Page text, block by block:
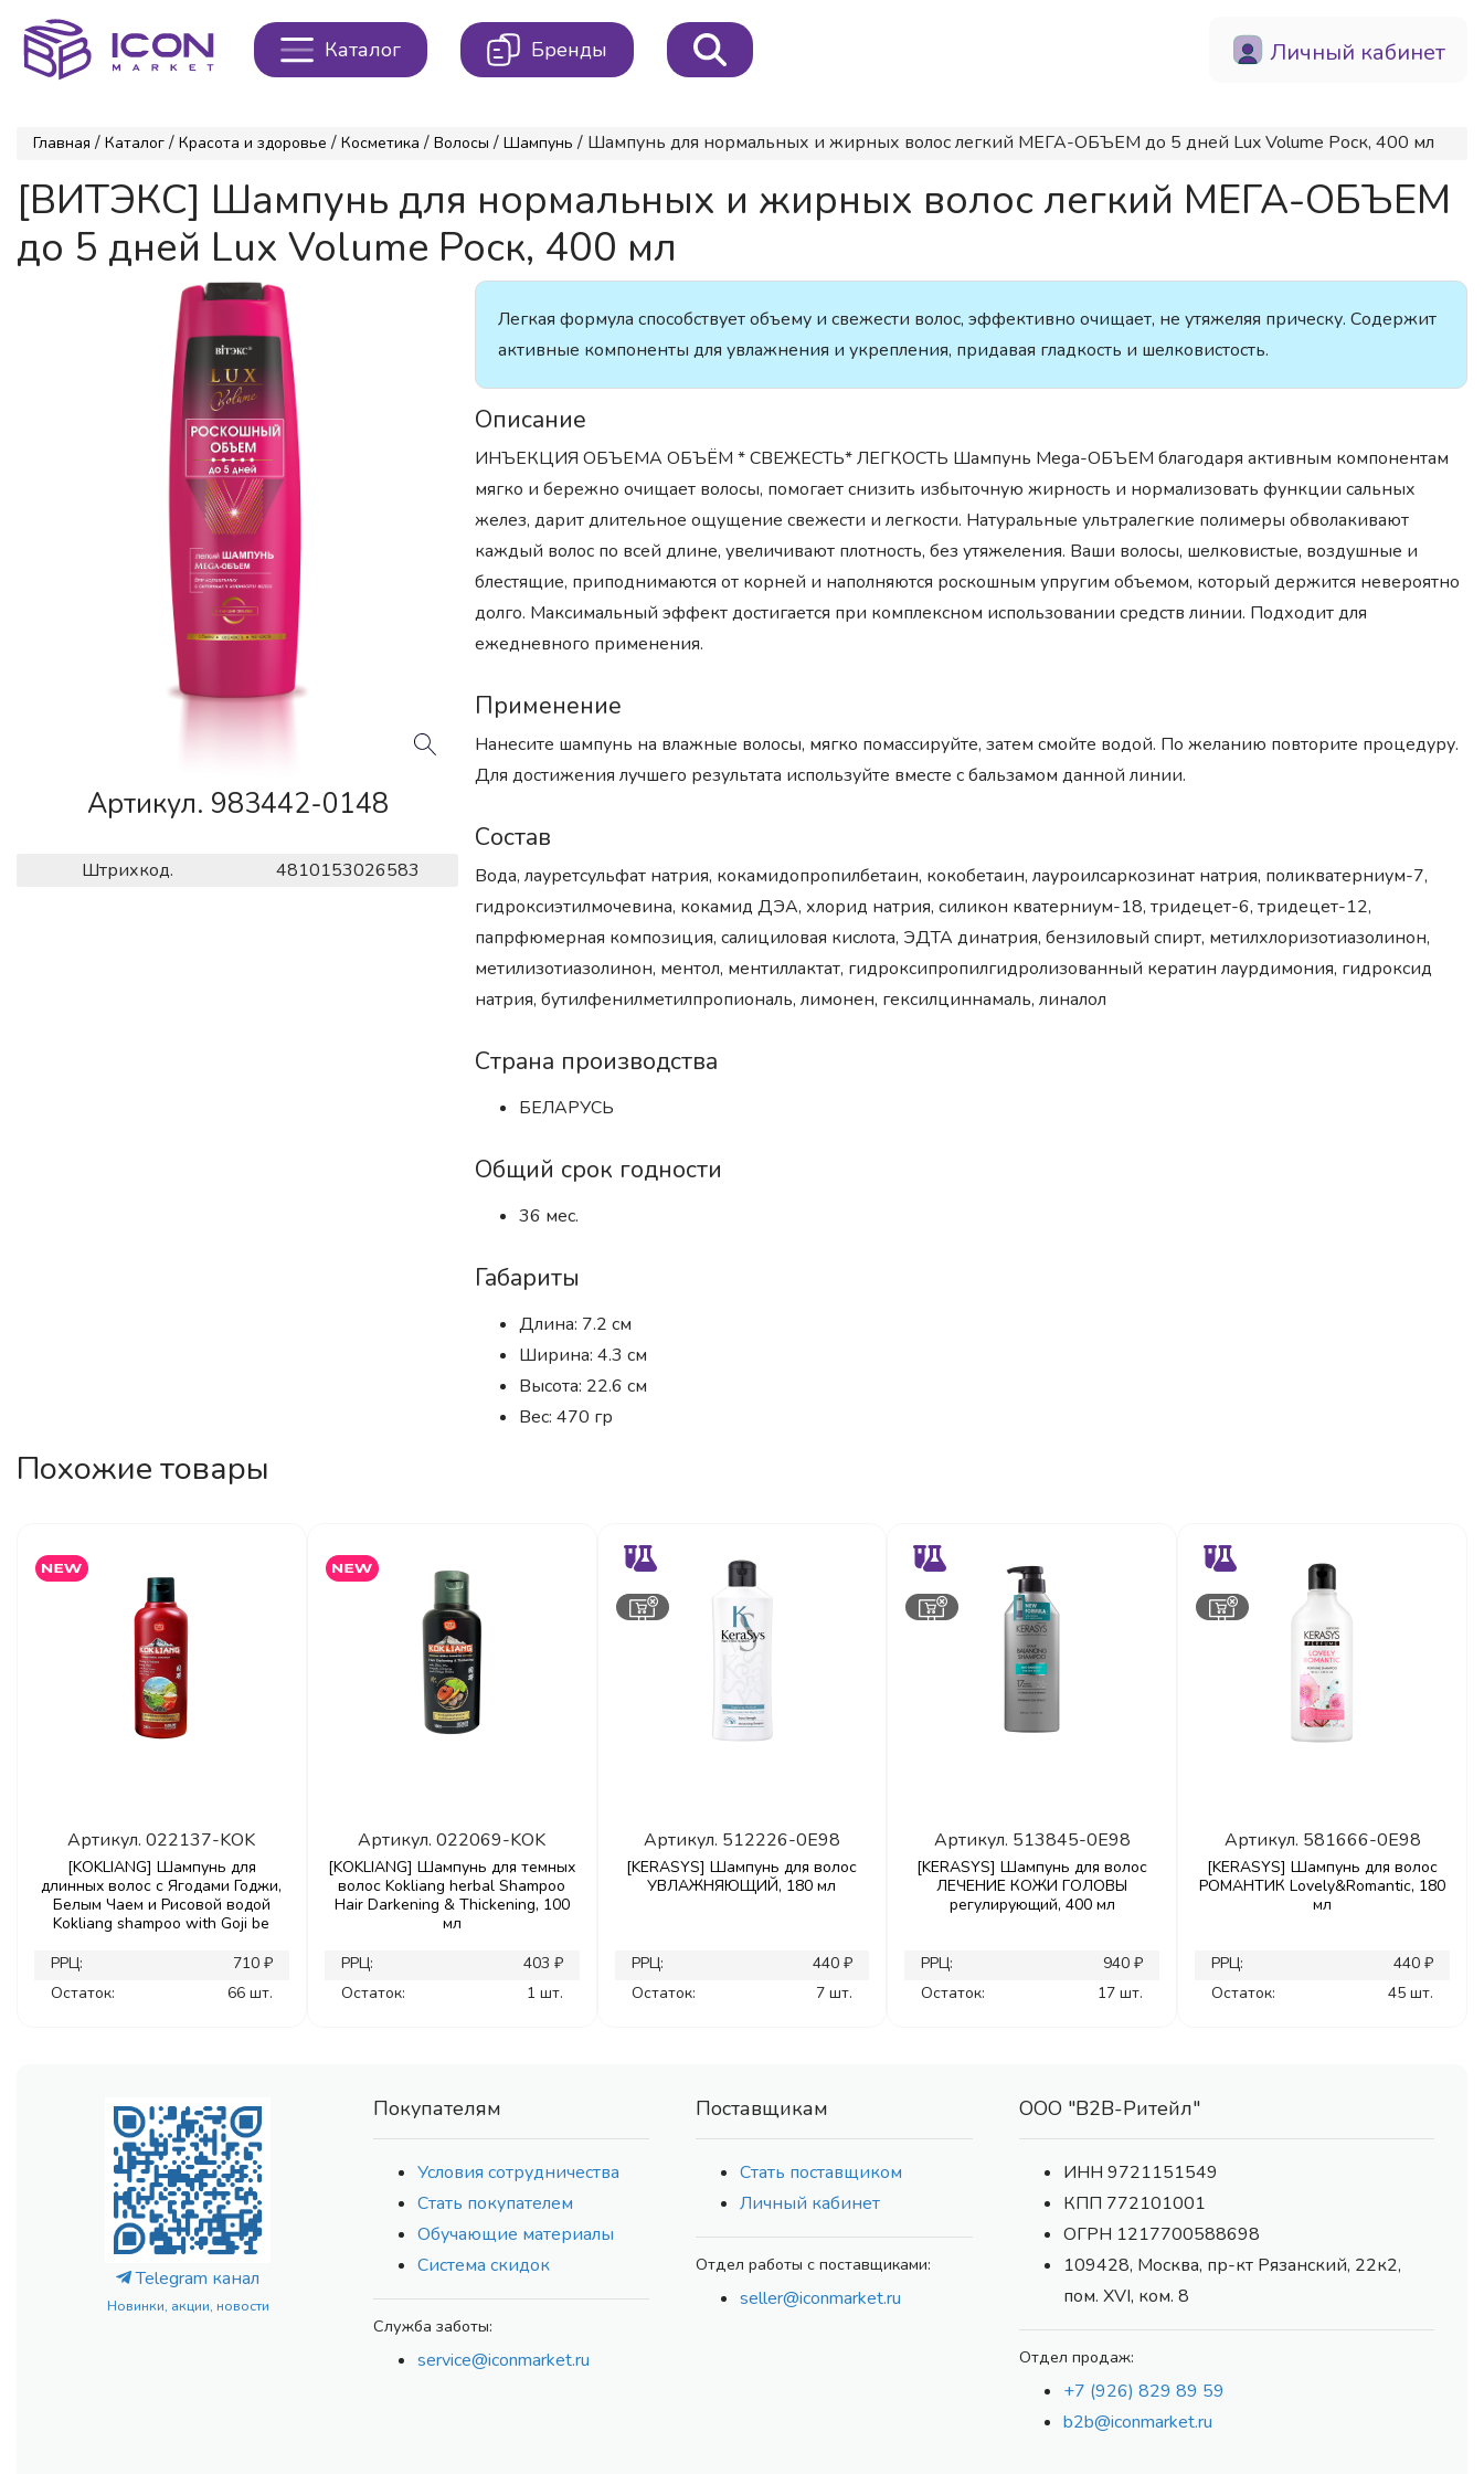
Каталог Бренды Личный кабинет
Главная / Каталог / Красота и здоровье / Косметика / Волосы / Шампунь / Шампунь для нормальных и жирных волос легкий МЕГА-ОБЪЕМ до 5 дней Lux Volume Роск, 400 мл
[ВИТЭКС] Шампунь для нормальных и жирных волос легкий МЕГА-ОБЪЕМ
до 5 дней Lux Volume Роск, 400 мл
Артикул. 983442-0148
Штрихкод. 4810153026583
Легкая формула способствует объему и свежести волос, эффективно очищает, не утяжеляя прическу. Содержит
активные компоненты для увлажнения и укрепления, придавая гладкость и шелковистость.
Описание
ИНЪЕКЦИЯ ОБЪЕМА ОБЪЁМ * СВЕЖЕСТЬ* ЛЕГКОСТЬ Шампунь Mega-ОБЪЕМ благодаря активным компонентам
мягко и бережно очищает волосы, помогает снизить избыточную жирность и нормализовать функции сальных
желез, дарит длительное ощущение свежести и легкости. Натуральные ультралегкие полимеры обволакивают
каждый волос по всей длине, увеличивают плотность, без утяжеления. Ваши волосы, шелковистые, воздушные и
блестящие, приподнимаются от корней и наполняются роскошным упругим объемом, который держится невероятно
долго. Максимальный эффект достигается при комплексном использовании средств линии. Подходит для
ежедневного применения.
Применение
Нанесите шампунь на влажные волосы, мягко помассируйте, затем смойте водой. По желанию повторите процедуру.
Для достижения лучшего результата используйте вместе с бальзамом данной линии.
Состав
Вода, лауретсульфат натрия, кокамидопропилбетаин, кокобетаин, лауроилсаркозинат натрия, поликватерниум-7,
гидроксиэтилмочевина, кокамид ДЭА, хлорид натрия, силикон кватерниум-18, тридецет-6, тридецет-12,
папрфюмерная композиция, салициловая кислота, ЭДТА динатрия, бензиловый спирт, метилхлоризотиазолинон,
метилизотиазолинон, ментол, ментиллактат, гидроксипропилгидролизованный кератин лаурдимония, гидроксид
натрия, бутилфенилметилпропиональ, лимонен, гексилциннамаль, линалол
Страна производства
БЕЛАРУСЬ
Общий срок годности
36 мес.
Габариты
Длина: 7.2 см
Ширина: 4.3 см
Высота: 22.6 см
Вес: 470 гр
Похожие товары
Артикул.022137-KOK
[KOKLIANG] Шампунь для
длинных волос с Ягодами Годжи,
Белым Чаем и Рисовой водой
Kokliang shampoo with Goji be
РРЦ:
710 ₽
Остаток:
66 шт.
Артикул.022069-KOK
[KOKLIANG] Шампунь для темных
волос Kokliang herbal Shampoo
Hair Darkening & Thickening, 100
мл
РРЦ:
403 ₽
Остаток:
1 шт.
Артикул. 512226-0E98
[KERASYS] Шампунь для волос
УВЛАЖНЯЮЩИЙ, 180 мл
РРЦ:
440 ₽
Остаток:
7 шт.
Артикул. 513845-0E98
[KERASYS] Шампунь для волос
ЛЕЧЕНИЕ КОЖИ ГОЛОВЫ
регулирующий, 400 мл
РРЦ:
940 ₽
Остаток:
17 шт.
Артикул. 581666-0E98
[KERASYS] Шампунь для волос
РОМАНТИК Lovely&Romantic, 180
мл
РРЦ:
440 ₽
Остаток:
45 шт.
Telegram канал
Новинки, акции, новости
Покупателям
Условия сотрудничества
Стать покупателем
Обучающие материалы
Система скидок
Служба заботы:
service@iconmarket.ru
Поставщикам
Стать поставщиком
Личный кабинет
Отдел работы с поставщиками:
seller@iconmarket.ru
ООО "В2В-Ритейл"
ИНН 9721151549
КПП 772101001
ОГРН 1217700588698
109428, Москва, пр-кт Рязанский, 22к2,
пом. XVI, ком. 8
Отдел продаж:
+7 (926) 829 89 59
b2b@iconmarket.ru